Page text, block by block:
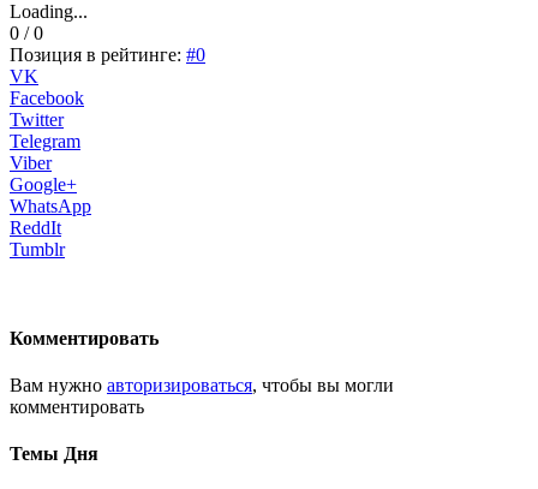
Loading...
0 / 0
Позиция в рейтинге: #0
VK
Facebook
Twitter
Telegram
Viber
Google+
WhatsApp
ReddIt
Tumblr
Комментировать
Вам нужно авторизироваться, чтобы вы могли
комментировать
Темы Дня